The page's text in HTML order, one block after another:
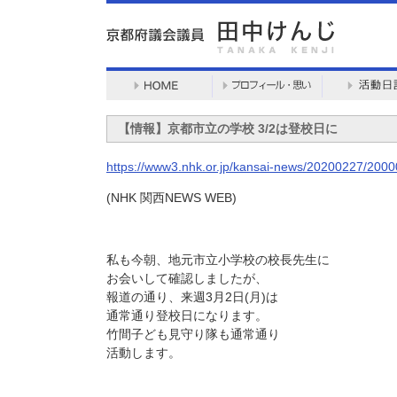
【情報】京都市立の学校 3/2は登校日に
https://www3.nhk.or.jp/kansai-news/20200227/
(NHK 関西NEWS WEB)
私も今朝、地元市立小学校の校長先生に
お会いして確認しましたが、
報道の通り、来週3月2日(月)は
通常通り登校日になります。
竹間子ども見守り隊も通常通り
活動します。